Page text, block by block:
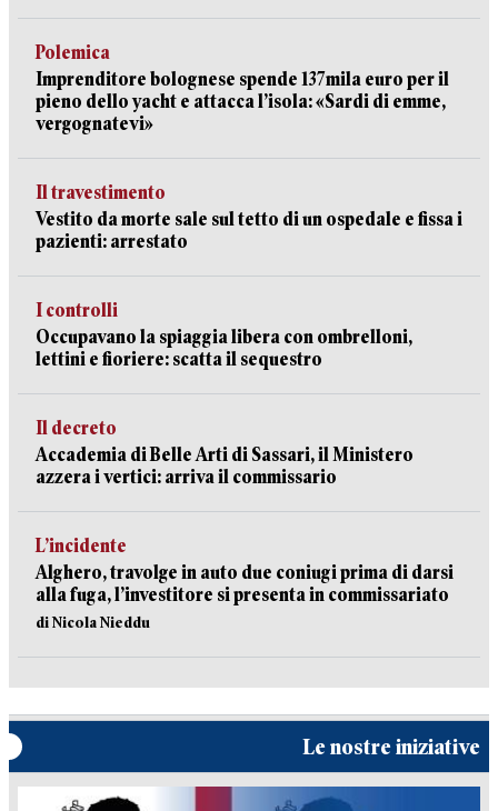
Polemica
Imprenditore bolognese spende 137mila euro per il
pieno dello yacht e attacca l’isola: «Sardi di emme,
vergognatevi»
Il travestimento
Vestito da morte sale sul tetto di un ospedale e fissa i
pazienti: arrestato
I controlli
Occupavano la spiaggia libera con ombrelloni,
lettini e fioriere: scatta il sequestro
Il decreto
Accademia di Belle Arti di Sassari, il Ministero
azzera i vertici: arriva il commissario
L’incidente
Alghero, travolge in auto due coniugi prima di darsi
alla fuga, l’investitore si presenta in commissariato
di Nicola Nieddu
Le nostre iniziative